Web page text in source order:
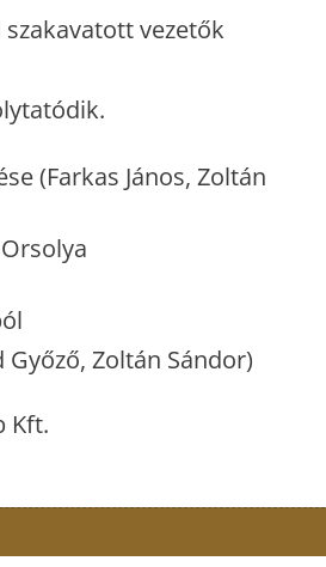
vezetők
(Farkas János, Zoltán
Zoltán Sándor)
Kft.